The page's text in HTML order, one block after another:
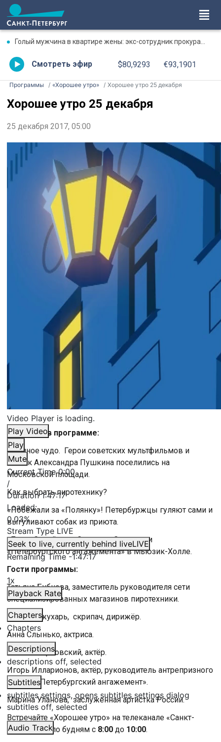
Голый мужчина в квартире жены: экс-сотрудник прокуратуры рассказал, почему совершил убийство
Смотреть эфир $80,9293 €93,1901
Программы «Хорошее утро» Хорошее утро 25 декабря
Хорошее утро 25 декабря
25 декабря 2017, 05:00
Video Player is loading.
Play Video
Play
Mute
Current Time0:00
/
Duration1:47:17
Loaded:
0.03%
Stream Type LIVE
Seek to live, currently behind liveLIVE
Remaining Time-1:47:17
1x
Playback Rate
Chapters
Chapters
Descriptions
descriptions off, selected
Subtitles
subtitles settings, opens subtitles settings dialog
subtitles off, selected
Audio Track
Смотрите в программе:
Ледяное чудо. Герои советских мультфильмов и
сказок Александра Пушкина поселились на
Московской площади.
Как выбрать пиротехнику?
«Побежали за «Полянку»! Петербуржцы гуляют сами и
выгуливают собак из приюта.
«Бал в Савойе» и «Сильва». Спектакли
«Петербургского ангажемента» в Мьюзик-Холле.
Гости программы:
Татьяна Бубнова, заместитель руководителя сети
специализированных магазинов пиротехники.
Назар Кожухарь, скрипач, дирижёр.
Анна Слынько, актриса.
Никита Марковский, актёр.
Игорь Илларионов, актёр, руководитель антрепризного
театра «Петербургский ангажемент».
Марина Уланова, заслуженная артистка России.
Встречайте «Хорошее утро» на телеканале «Санкт-
Петербург» по будням с 8:00 до 10:00.